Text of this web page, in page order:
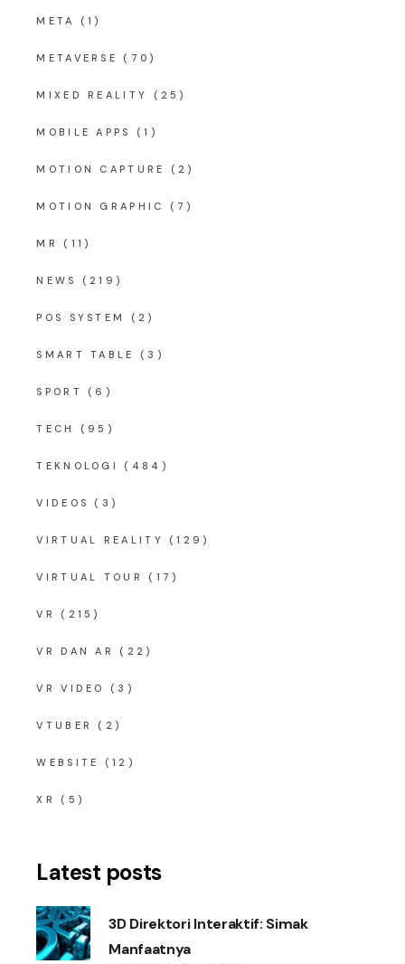
META (1)
METAVERSE (70)
MIXED REALITY (25)
MOBILE APPS (1)
MOTION CAPTURE (2)
MOTION GRAPHIC (7)
MR (11)
NEWS (219)
POS SYSTEM (2)
SMART TABLE (3)
SPORT (6)
TECH (95)
TEKNOLOGI (484)
VIDEOS (3)
VIRTUAL REALITY (129)
VIRTUAL TOUR (17)
VR (215)
VR DAN AR (22)
VR VIDEO (3)
VTUBER (2)
WEBSITE (12)
XR (5)
Latest posts
3D Direktori Interaktif: Simak
Manfaatnya